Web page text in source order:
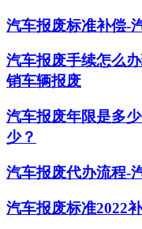
汽车报废标准补偿-
汽车报废手续怎么
销车辆报废
汽车报废年限是多
少？
汽车报废代办流程-
汽车报废标准2022